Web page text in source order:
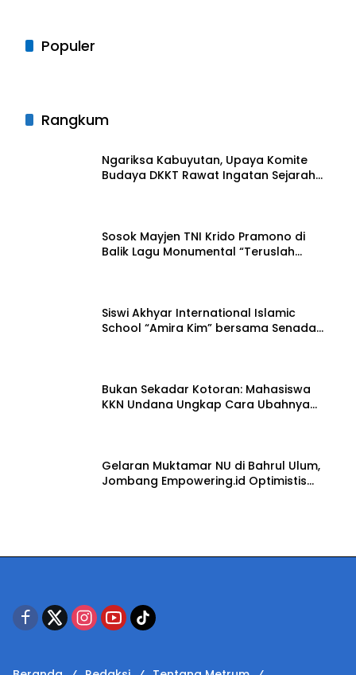
Populer
Rangkum
Ngariksa Kabuyutan, Upaya Komite
Budaya DKKT Rawat Ingatan Sejarah
Sosok Mayjen TNI Krido Pramono di
Balik Lagu Monumental “Teruslah
Siswi Akhyar International Islamic
School “Amira Kim” bersama Senada
Bukan Sekadar Kotoran: Mahasiswa
KKN Undana Ungkap Cara Ubahnya
Gelaran Muktamar NU di Bahrul Ulum,
Jombang Empowering.id Optimistis